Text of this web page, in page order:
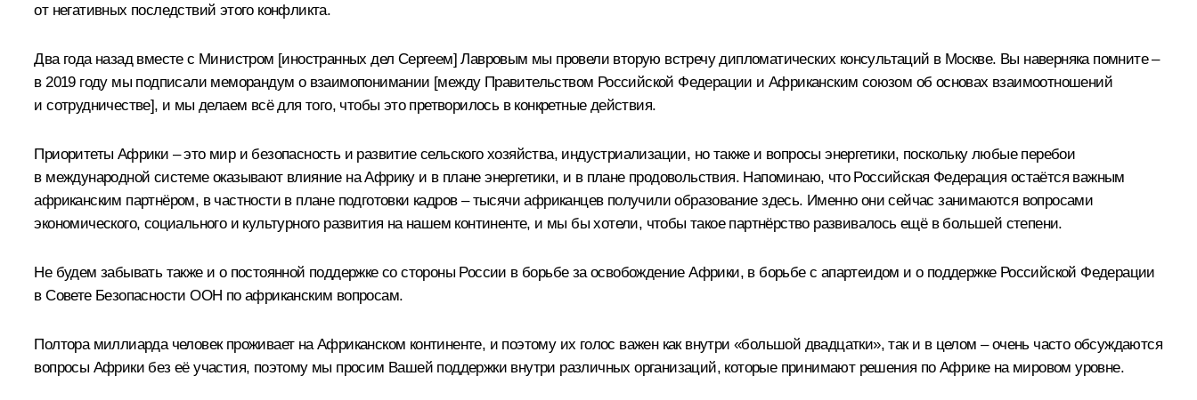
от негативных последствий этого конфликта.
Два года назад вместе с Министром [иностранных дел Сергеем] Лавровым мы провели вторую встречу дипломатических консультаций в Москве. Вы наверняка помните –
в 2019 году мы подписали меморандум о взаимопонимании [между Правительством Российской Федерации и Африканским союзом об основах взаимоотношений
и сотрудничестве], и мы делаем всё для того, чтобы это претворилось в конкретные действия.
Приоритеты Африки – это мир и безопасность и развитие сельского хозяйства, индустриализации, но также и вопросы энергетики, поскольку любые перебои
в международной системе оказывают влияние на Африку и в плане энергетики, и в плане продовольствия. Напоминаю, что Российская Федерация остаётся важным
африканским партнёром, в частности в плане подготовки кадров – тысячи африканцев получили образование здесь. Именно они сейчас занимаются вопросами
экономического, социального и культурного развития на нашем континенте, и мы бы хотели, чтобы такое партнёрство развивалось ещё в большей степени.
Не будем забывать также и о постоянной поддержке со стороны России в борьбе за освобождение Африки, в борьбе с апартеидом и о поддержке Российской Федерации
в Совете Безопасности ООН по африканским вопросам.
Полтора миллиарда человек проживает на Африканском континенте, и поэтому их голос важен как внутри «большой двадцатки», так и в целом – очень часто обсуждаются
вопросы Африки без её участия, поэтому мы просим Вашей поддержки внутри различных организаций, которые принимают решения по Африке на мировом уровне.